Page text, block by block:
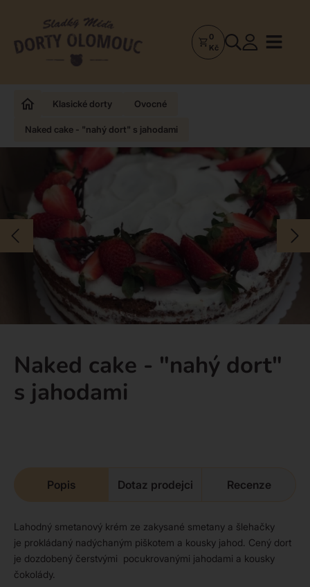
Dorty
Zakázkové
poctivá
0
Kč
Klasické dorty Ovocné
Naked cake - "nahý dort" s jahodami
Naked cake - "nahý dort"
s jahodami
Popis Dotaz prodejci Recenze
Lahodný smetanový krém ze zakysané smetany a šlehačky
je prokládaný nadýchaným piškotem a kousky jahod. Cený dort
je dozdobený čerstvými pocukrovanými jahodami a kousky
čokolády.